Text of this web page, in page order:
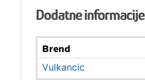
Dodatne informacije
Brend
Vulkancic